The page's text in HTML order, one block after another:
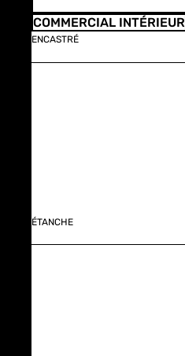
COMMERCIAL INTÉRIEUR
ENCASTRÉ
ÉTANCHE